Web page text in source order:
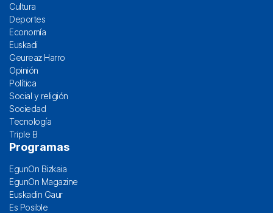
Cultura
Deportes
Economía
Euskadi
Geureaz Harro
Opinión
Política
Social y religión
Sociedad
Tecnología
Triple B
Programas
EgunOn Bizkaia
EgunOn Magazine
Euskadin Gaur
Es Posible